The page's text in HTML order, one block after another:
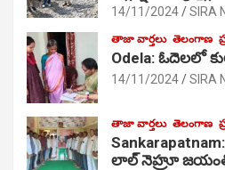
14/11/2024 SIRA
తాజా వార్తలు తెలంగాణ
Odela: ఓదెలలో
14/11/2024 SIRA
తాజా వార్తలు తెలంగాణ
లాల్ నెహ్రూ